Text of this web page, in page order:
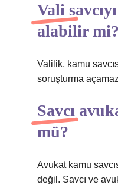
Vali
alabilir mi?
Valilik, kamu
soruşturma
Savcı
mü?
Avukat kamu
değil. Savcı ve